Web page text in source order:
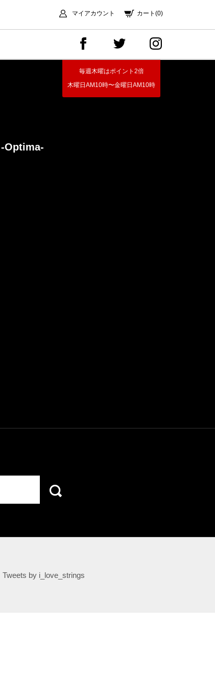
マイアカウント カート(0)
毎週木曜はポイント2倍
木曜日AM10時〜金曜日AM10時
-Optima-
Tweets by i_love_strings